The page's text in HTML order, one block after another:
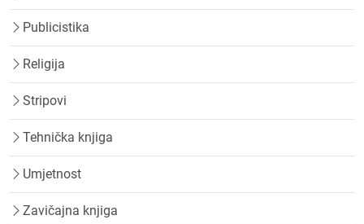
Publicistika
Religija
Stripovi
Tehnička knjiga
Umjetnost
Zavičajna knjiga